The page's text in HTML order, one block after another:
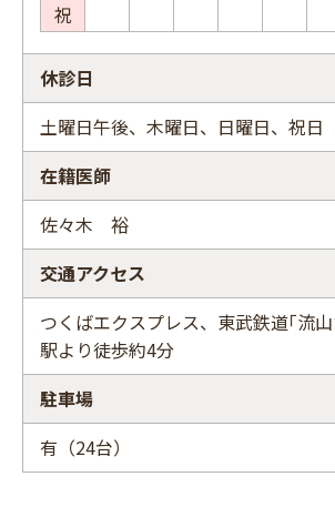
祝
休診日
土曜日午後、木曜日、日曜日、祝日
在籍医師
佐々木 裕
交通アクセス
つくばエクスプレス、東武鉄道｢流
駅より徒歩約4分
駐車場
有（24台）